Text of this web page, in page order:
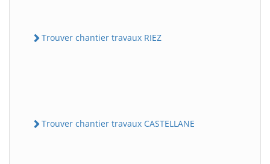
Trouver chantier travaux RIEZ
Trouver chantier travaux CASTELLANE